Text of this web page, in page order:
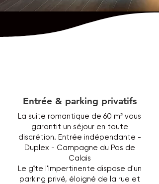
Entrée & parking privatifs
La suite romantique de 60 m² vous
garantit un séjour en toute
discrétion. Entrée indépendante -
Duplex - Campagne du Pas de
Calais
Le gîte l'Impertinente dispose d'un
parking privé, éloigné de la rue et